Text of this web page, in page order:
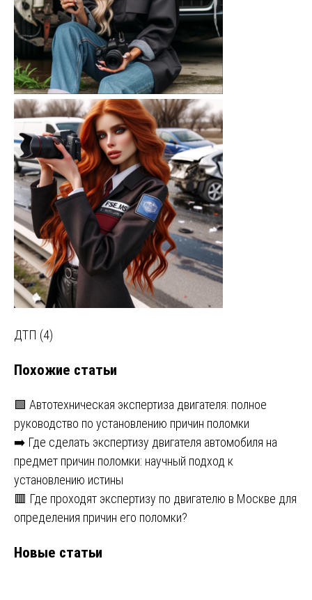
Навигация
по
записям
ДТП (4)
Похожие статьи
🟩 Автотехническая экспертиза двигателя: полное
руководство по установлению причин поломки
➡️ Где сделать экспертизу двигателя автомобиля на
предмет причин поломки: научный подход к
установлению истины
🟥 Где проходят экспертизу по двигателю в Москве для
определения причин его поломки?
Новые статьи